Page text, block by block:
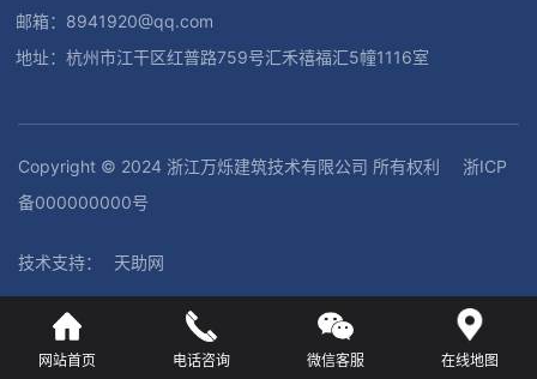
邮箱：8941920@qq.com
地址：杭州市江干区红普路759号汇禾禧福汇5幢1116室
Copyright © 2024 浙江万烁建筑技术有限公司 所有权利
浙ICP
备000000000号
技术支持： 天助网
网站首页 电话咨询 微信客服 在线地图